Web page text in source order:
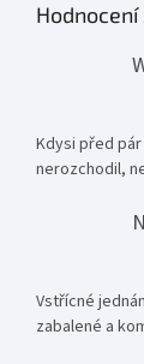
Kdysi před
nerozchodil,
Vstřícné
zabalené a